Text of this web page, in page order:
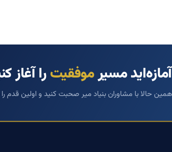
آمازه‌اید مسیرموفقیترا آغاز
همین حالا با مشاوران بنیاد میر صحبت کنید و اولین قدم را